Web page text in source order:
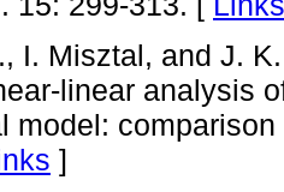
I. Misztal, and J.
linear analysis
model:
]